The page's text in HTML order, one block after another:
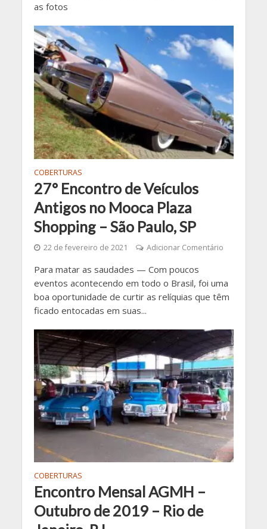
as fotos
COBERTURAS
27° Encontro de Veículos
Antigos no Mooca Plaza
Shopping – São Paulo, SP
22 de fevereiro de 2021 Adicionar Comentário
Para matar as saudades — Com poucos
eventos acontecendo em todo o Brasil, foi uma
boa oportunidade de curtir as relíquias que têm
ficado entocadas em suas...
COBERTURAS
Encontro Mensal AGMH –
Outubro de 2019 – Rio de